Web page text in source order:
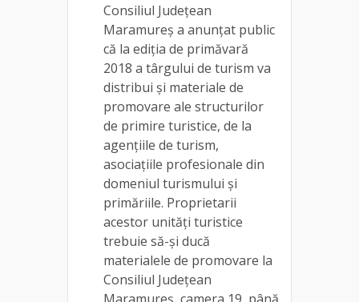
Consiliul Județean
Maramureș a anunțat public
că la ediția de primăvară
2018 a târgului de turism va
distribui și materiale de
promovare ale structurilor
de primire turistice, de la
agențiile de turism,
asociațiile profesionale din
domeniul turismului și
primăriile. Proprietarii
acestor unități turistice
trebuie să-și ducă
materialele de promovare la
Consiliul Județean